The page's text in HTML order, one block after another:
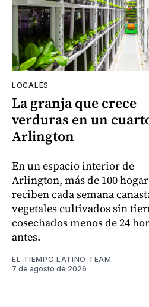
LOCALES
La granja que crece
verduras en un
Arlington
En un espacio interior de
Arlington, más de 100
reciben cada semana
vegetales cultivados sin
cosechados menos de 24
antes.
EL TIEMPO LATINO TEAM
7 de agosto de 2026